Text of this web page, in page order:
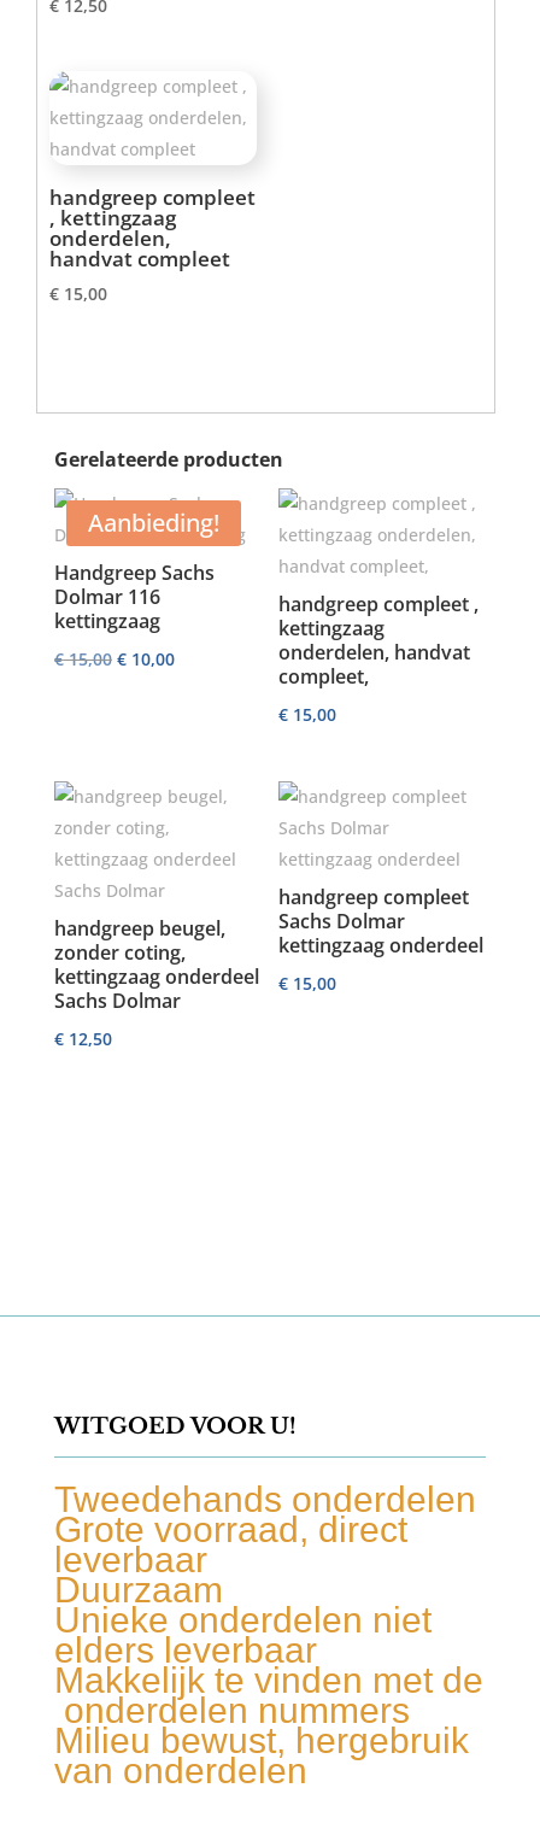
€ 12,50
handgreep compleet
, kettingzaag
onderdelen,
handvat compleet
€ 15,00
Gerelateerde producten
Aanbieding!
Handgreep Sachs
Dolmar 116
kettingzaag
€15,00 Oorspronkelijke
€10,00Huidige
handgreep compleet ,
kettingzaag
onderdelen, handvat
compleet,
€ 15,00
handgreep beugel,
zonder coting,
kettingzaag onderdeel
Sachs Dolmar
€12,50
handgreep compleet
Sachs Dolmar
kettingzaag onderdeel
€ 15,00
WITGOED VOOR U!
Tweedehands onderdelen
Grote voorraad, direct
leverbaar
Duurzaam
Unieke onderdelen niet
elders leverbaar
Makkelijk te vinden met de
onderdelen nummers
Milieu bewust, hergebruik
van onderdelen